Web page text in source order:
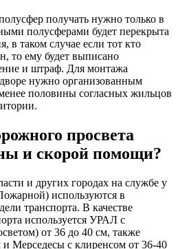
получать нужно только в
полусферами будет перекрыта
в таком случае если тот кто
то ему будет выписано
и штраф. Для монтажа
нужно организованным
половины согласных жильцов
просвета
и скорой помощи?
и других городах на службе у
используются в
транспорта. В качестве
используется УРАЛ с
от 36 до 40 см, также
Мерседесы с клиренсом от 36-40